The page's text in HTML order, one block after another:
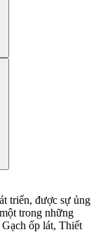
triển, được sự ủng
trong những
ốp lát, Thiết